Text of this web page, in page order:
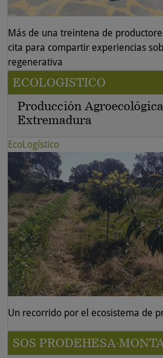
Más de una treintena de
cita para compartir experiencias
regenerativa
ECOLOGISTICO
Producción
Extremadura
EcoLogístico
Un recorrido por el ecosistema de
SOS PRODEHESA-